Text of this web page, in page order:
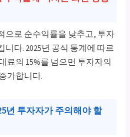
으로 순수익률을 낮추고, 투자
니다. 2025년 공식 통계에 따르
료의 15%를 넘으면 투자자의
가합니다.
년 투자자가 주의해야 할